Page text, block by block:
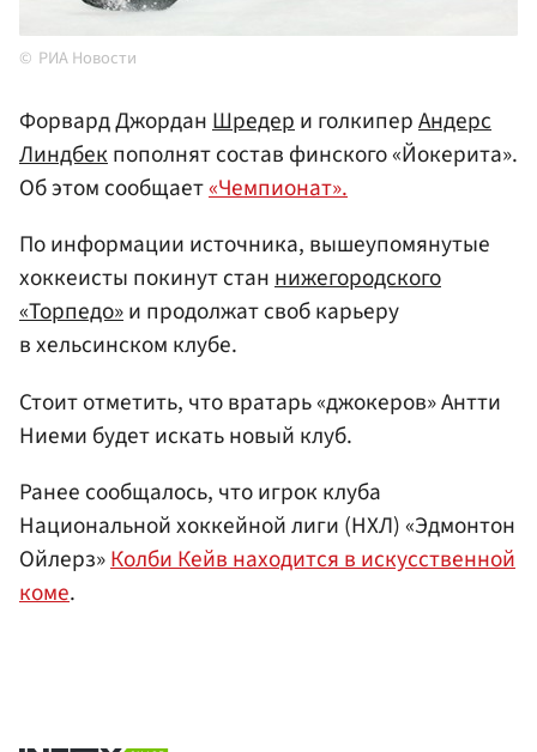
РИА Новости
Форвард ДжорданШредери голкиперАндерс
Линдбекпополнят состав финского «Йокерита».
Об этом сообщает«Чемпионат».
По информации источника, вышеупомянутые
хоккеисты покинут станнижегородского
«Торпедо»и продолжат своб карьеру
в хельсинском клубе.
Стоит отметить, что вратарь «джокеров» Антти
Ниеми будет искать новый клуб.
Ранее сообщалось, что игрок клуба
Национальной хоккейной лиги (НХЛ) «Эдмонтон
Ойлерз»Колби Кейв находится в искусственной
коме.